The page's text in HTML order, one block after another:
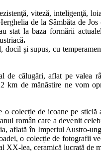
viteză, inteligenţă,
de la Sâmbăta de
stat la baza formării
.
docil și supus, cu
de călugări, aflat pe
km de mănăstire ne vom
o colecție de icoane pe
român care a devenit
aflată în Imperiul Austro-
o colecție de fotografii
XX-lea, ceramică lucrată de